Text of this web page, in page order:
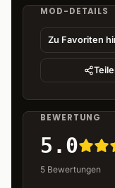
MOD-DETAILS
Zu Favoriten
BEWERTUNG
5.0
5 Bewertungen